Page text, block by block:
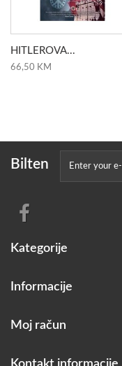
HITLEROVA...
66,50 KM
Bilten
Kategorije
Informacije
Moj račun